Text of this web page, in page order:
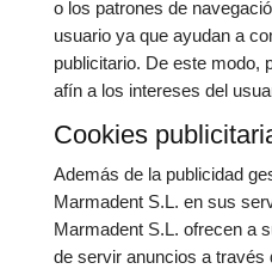
o los patrones de
usuario ya que ayudan a
publicitario. De este modo,
afín a los intereses del
Cookies
Además de la publicidad
Marmadent S.L. en sus
Marmadent S.L. ofrecen a
de servir anuncios a través